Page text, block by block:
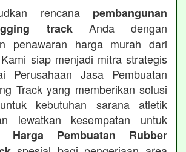
rencana pembangunan
trackAnda dengan
penawaran harga murah dari
siap menjadi mitra strategis
Perusahaan Jasa Pembuatan
Track yang memberikan solusi
kebutuhan sarana atletik
lewatkan kesempatan untuk
Harga Pembuatan Rubber